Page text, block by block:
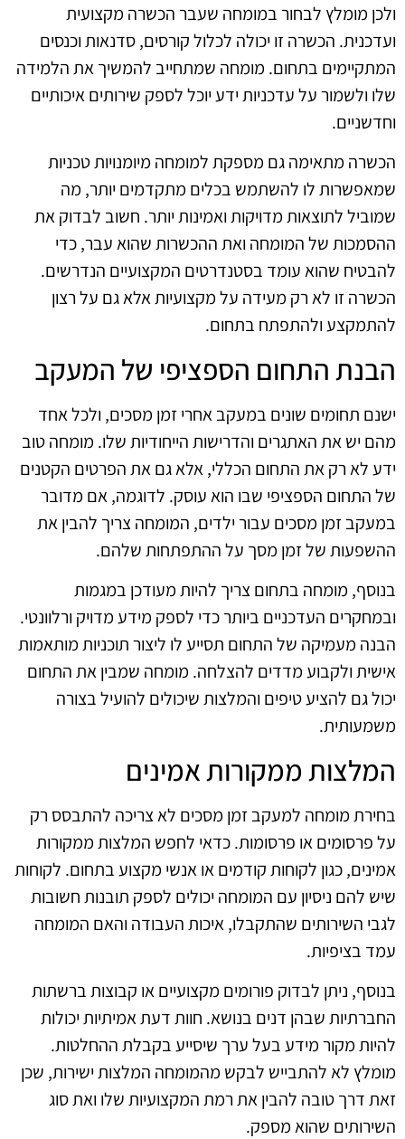
ולכן מומלץ לבחור במומחה שעבר הכשרה מקצועית
ועדכנית. הכשרה זו יכולה לכלול קורסים, סדנאות וכנסים
המתקיימים בתחום. מומחה שמתחייב להמשיך את הלמידה
שלו ולשמור על עדכניות ידע יוכל לספק שירותים איכותיים
וחדשניים.
הכשרה מתאימה גם מספקת למומחה מיומנויות טכניות
שמאפשרות לו להשתמש בכלים מתקדמים יותר, מה
שמוביל לתוצאות מדויקות ואמינות יותר. חשוב לבדוק את
ההסמכות של המומחה ואת ההכשרות שהוא עבר, כדי
להבטיח שהוא עומד בסטנדרטים המקצועיים הנדרשים.
הכשרה זו לא רק מעידה על מקצועיות אלא גם על רצון
להתמקצע ולהתפתח בתחום.
הבנת התחום הספציפי של המעקב
ישנם תחומים שונים במעקב אחרי זמן מסכים, ולכל אחד
מהם יש את האתגרים והדרישות הייחודיות שלו. מומחה טוב
ידע לא רק את התחום הכללי, אלא גם את הפרטים הקטנים
של התחום הספציפי שבו הוא עוסק. לדוגמה, אם מדובר
במעקב זמן מסכים עבור ילדים, המומחה צריך להבין את
ההשפעות של זמן מסך על ההתפתחות שלהם.
בנוסף, מומחה בתחום צריך להיות מעודכן במגמות
ובמחקרים העדכניים ביותר כדי לספק מידע מדויק ורלוונטי.
הבנה מעמיקה של התחום תסייע לו ליצור תוכניות מותאמות
אישית ולקבוע מדדים להצלחה. מומחה שמבין את התחום
יכול גם להציע טיפים והמלצות שיכולים להועיל בצורה
משמעותית.
המלצות ממקורות אמינים
בחירת מומחה למעקב זמן מסכים לא צריכה להתבסס רק
על פרסומים או פרסומות. כדאי לחפש המלצות ממקורות
אמינים, כגון לקוחות קודמים או אנשי מקצוע בתחום. לקוחות
שיש להם ניסיון עם המומחה יכולים לספק תובנות חשובות
לגבי השירותים שהתקבלו, איכות העבודה והאם המומחה
עמד בציפיות.
בנוסף, ניתן לבדוק פורומים מקצועיים או קבוצות ברשתות
החברתיות שבהן דנים בנושא. חוות דעת אמיתיות יכולות
להיות מקור מידע בעל ערך שיסייע בקבלת ההחלטות.
מומלץ לא להתבייש לבקש מהמומחה המלצות ישירות, שכן
זאת דרך טובה להבין את רמת המקצועיות שלו ואת סוג
השירותים שהוא מספק.